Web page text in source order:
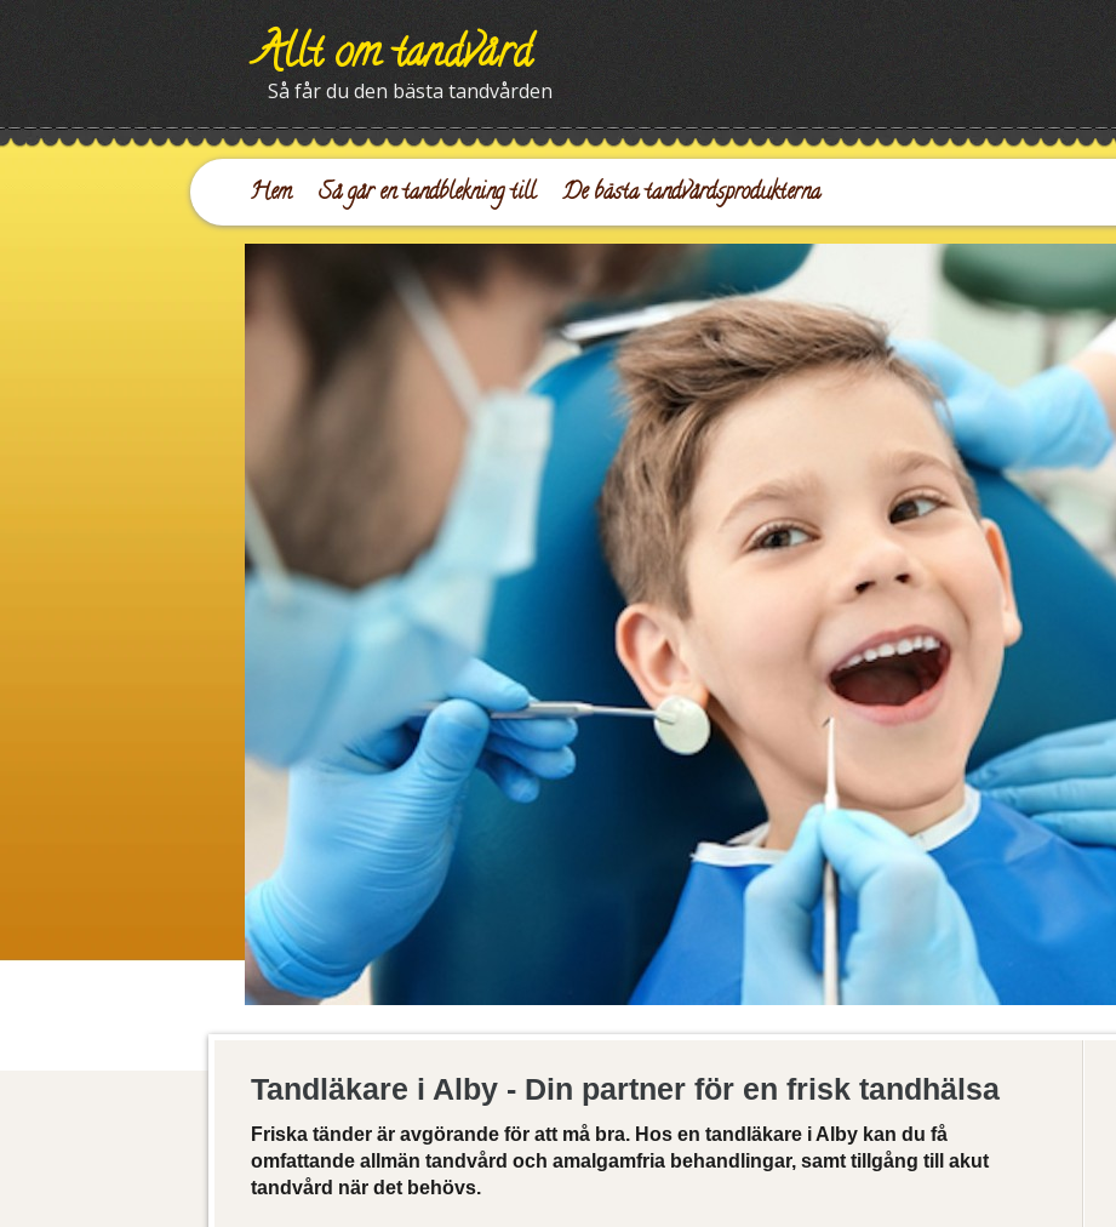
Allt om tandvård
Så får du den bästa tandvården
Hem Så går en tandblekning till De bästa tandvårdsprodukterna
Tandläkare i Alby - Din partner för en frisk tandhälsa
Friska tänder är avgörande för att må bra. Hos en tandläkare i Alby kan du få
omfattande allmän tandvård och amalgamfria behandlingar, samt tillgång till akut
tandvård när det behövs.